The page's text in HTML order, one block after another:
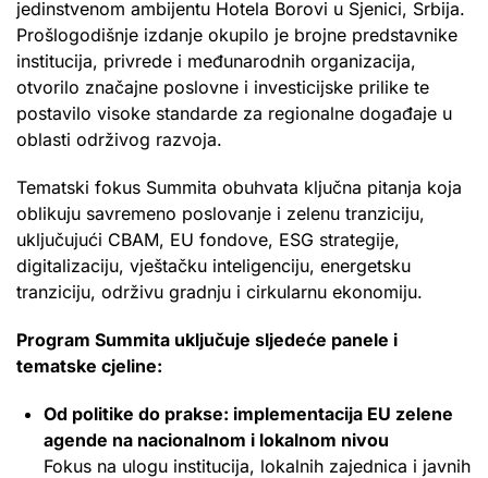
jedinstvenom ambijentu Hotela Borovi u Sjenici, Srbija.
Prošlogodišnje izdanje okupilo je brojne predstavnike
institucija, privrede i međunarodnih organizacija,
otvorilo značajne poslovne i investicijske prilike te
postavilo visoke standarde za regionalne događaje u
oblasti održivog razvoja.
Tematski fokus Summita obuhvata ključna pitanja koja
oblikuju savremeno poslovanje i zelenu tranziciju,
uključujući CBAM, EU fondove, ESG strategije,
digitalizaciju, vještačku inteligenciju, energetsku
tranziciju, održivu gradnju i cirkularnu ekonomiju.
Program Summita uključuje sljedeće panele i
tematske cjeline:
Od politike do prakse: implementacija EU zelene
agende na nacionalnom i lokalnom nivou
Fokus na ulogu institucija, lokalnih zajednica i javnih